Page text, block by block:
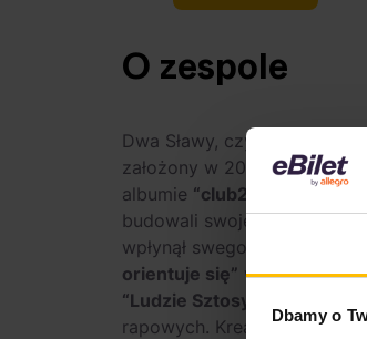
Dbamy o
O zespole
Dwa Sławy, czyli
założony w 2006 roku duet
albumie “club2020”
.
budowali swoje
wpłynął swego czasu na
orientuje się” w 2012
“Ludzie Sztosy”
rapowych. Kreatywne